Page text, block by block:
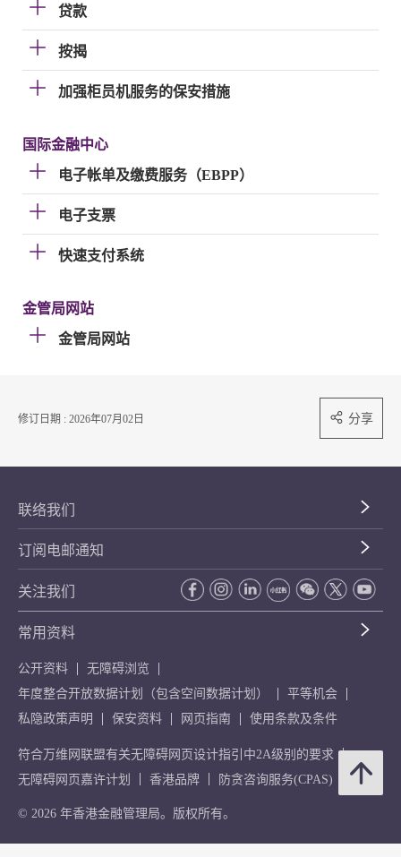
贷款
按揭
加强柜员机服务的保安措施
国际金融中心
电子帐单及缴费服务（EBPP）
电子支票
快速支付系统
金管局网站
金管局网站
修订日期 : 2026年07月02日 分享
联络我们
订阅电邮通知
关注我们
常用资料
公开资料
无障碍浏览
年度整合开放数据计划（包含空间数据计划）
平等机会
私隐政策声明
保安资料 网页指南 使用条款及条件
符合万维网联盟有关无障碍网页设计指引中2A级别的要求
无障碍网页嘉许计划
香港品牌 防贪咨询服务(CPAS)
© 2026 年香港金融管理局。版权所有。